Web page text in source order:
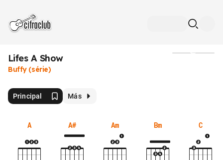
Lifes A Show
Buffy (série)
Principal Más
A A# Am Bm C